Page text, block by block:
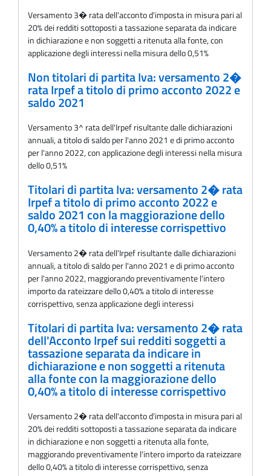
Versamento 3� rata dell'acconto d'imposta in misura pari al
20% dei redditi sottoposti a tassazione separata da indicare
in dichiarazione e non soggetti a ritenuta alla fonte, con
applicazione degli interessi nella misura dello 0,51%
Non titolari di partita Iva: versamento 2�
rata Irpef a titolo di primo acconto 2022 e
saldo 2021
Versamento 3^ rata dell'Irpef risultante dalle dichiarazioni
annuali, a titolo di saldo per l'anno 2021 e di primo acconto
per l'anno 2022, con applicazione degli interessi nella misura
dello 0,51%
Titolari di partita Iva: versamento 2� rata
Irpef a titolo di primo acconto 2022 e
saldo 2021 con la maggiorazione dello
0,40% a titolo di interesse corrispettivo
Versamento 2� rata dell'Irpef risultante dalle dichiarazioni
annuali, a titolo di saldo per l'anno 2021 e di primo acconto
per l'anno 2022, maggiorando preventivamente l'intero
importo da rateizzare dello 0,40% a titolo di interesse
corrispettivo, senza applicazione degli interessi
Titolari di partita Iva: versamento 2� rata
dell'Acconto Irpef sui redditi soggetti a
tassazione separata da indicare in
dichiarazione e non soggetti a ritenuta
alla fonte con la maggiorazione dello
0,40% a titolo di interesse corrispettivo
Versamento 2� rata dell'acconto d'imposta in misura pari al
20% dei redditi sottoposti a tassazione separata da indicare
in dichiarazione e non soggetti a ritenuta alla fonte,
maggiorando preventivamente l'intero importo da rateizzare
dello 0,40% a titolo di interesse corrispettivo, senza